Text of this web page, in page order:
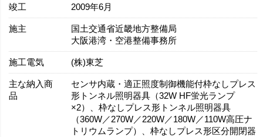
竣工 2009年6月
施主
国土交通省近畿地方整備局
大阪港湾・空港整備事務所
施工電気 (株)東芝
主な納入商
品
センサ内蔵・適正照度制御機能付枠なしプレス
形トンネル照明器具（32W HF蛍光ランプ
×2）、枠なしプレス形トンネル照明器具
（360W／270W／220W／180W／110W高圧ナ
トリウムランプ）、枠なしプレス形区分開閉器